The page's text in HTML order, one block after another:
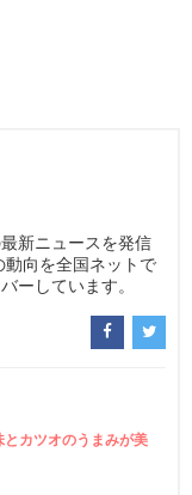
新ニュースを発信
動向を全国ネットで
ーしています。
カツオのうまみが美